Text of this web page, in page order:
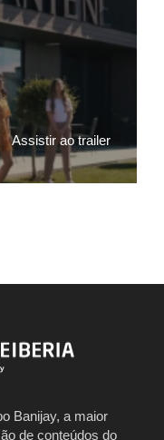
Assistir ao trailer
Banijay, a maior
de conteúdos do